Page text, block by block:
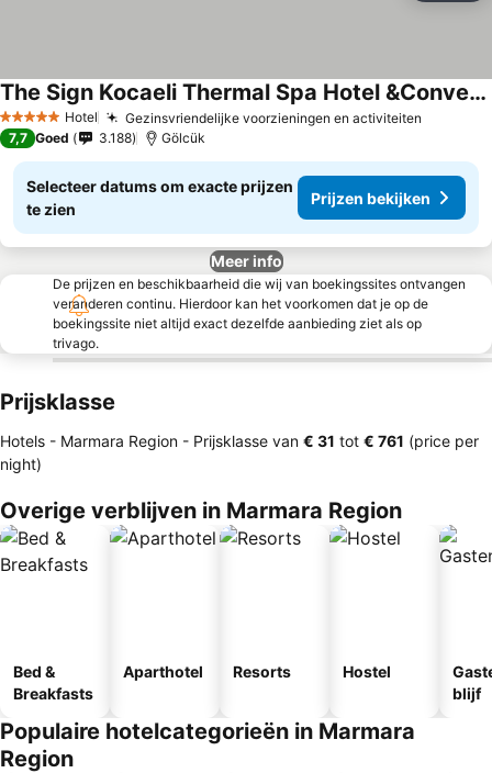
5 Sterren Hotel Gezinsvriendelijke voorzieningen en activiteiten
The Sign Kocaeli Thermal Spa Hotel &Convention Center
7,7 Goed 3.188 Gölcük
Selecteer datums om exacte prijzen
te zien
Prijzen bekijken
Meer info
De prijzen en beschikbaarheid die wij van boekingssites ontvangen
veranderen continu. Hierdoor kan het voorkomen dat je op de
boekingssite niet altijd exact dezelfde aanbieding ziet als op
trivago.
Prijsklasse
Hotels - Marmara Region - Prijsklasse van ‎€ 31 tot ‎€ 761 (price per
night)
Overige verblijven in Marmara Region
Bed &
Breakfasts
Aparthotel Resorts Hostel
blijf
Populaire hotelcategorieën in Marmara
Region